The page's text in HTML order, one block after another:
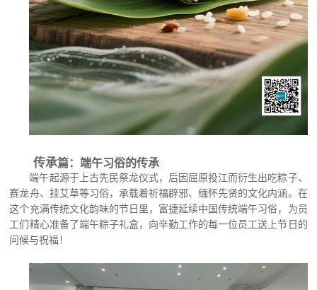
传承篇：端午习俗的传承
端午起源于上古先民祭龙仪式，后因屈原投江而衍生出吃粽子、
赛龙舟、挂艾草等习俗，承载着祈福辟邪、缅怀先贤的文化内涵。 在
这个充满传统文化韵味的节日里， 富捷延续中国传统端午习俗，为员
工们 精心准备了端午粽子礼盒，向辛勤工作的每一位员工送上节日的
问候与祝福！